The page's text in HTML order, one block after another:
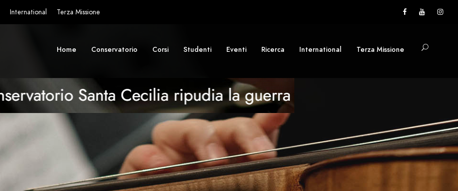
International Terza Missione
Home Conservatorio Corsi Studenti Eventi Ricerca International Terza Missione